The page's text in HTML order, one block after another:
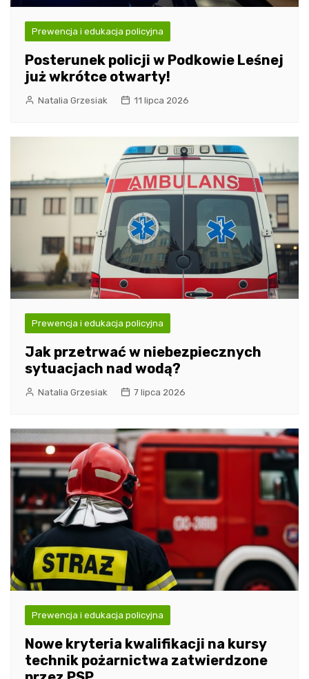
Prewencja i edukacja policyjna
Posterunek policji w Podkowie Leśnej
już wkrótce otwarty!
Natalia Grzesiak 11 lipca 2026
Prewencja i edukacja policyjna
Jak przetrwać w niebezpiecznych
sytuacjach nad wodą?
Natalia Grzesiak 7 lipca 2026
Prewencja i edukacja policyjna
Nowe kryteria kwalifikacji na kursy
technik pożarnictwa zatwierdzone